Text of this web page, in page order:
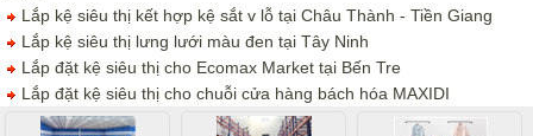
Lắp kệ siêu thị kết hợp kệ sắt v lỗ tại Châu Thành - Tiền Giang
Lắp kệ siêu thị lưng lưới màu đen tại Tây Ninh
Lắp đặt kệ siêu thị cho Ecomax Market tại Bến Tre
Lắp đặt kệ siêu thị cho chuỗi cửa hàng bách hóa MAXIDI